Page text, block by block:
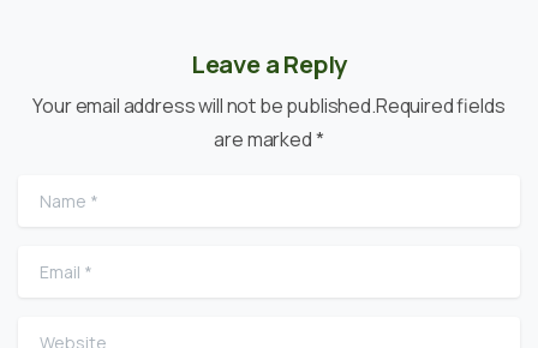
Leave a Reply
Your email address will not be published.Required fields
are marked *
Name
Email
Website